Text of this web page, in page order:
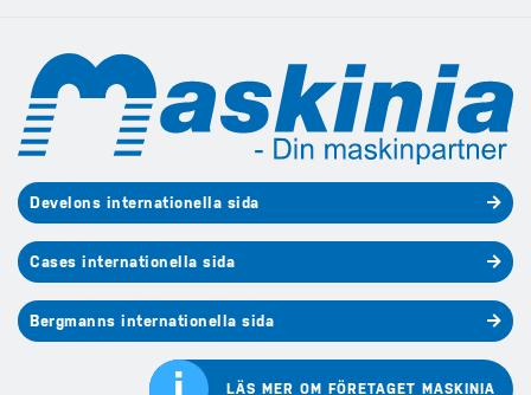
LÄS MER OM FÖRETAGET MASKINIA
Develons internationella sida
Cases internationella sida
Bergmanns internationella sida